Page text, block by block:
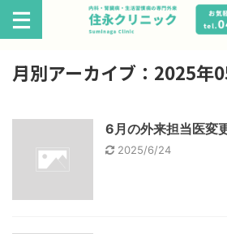
月別アーカイブ：2025年
6月の外来担当医変
2025/6/24